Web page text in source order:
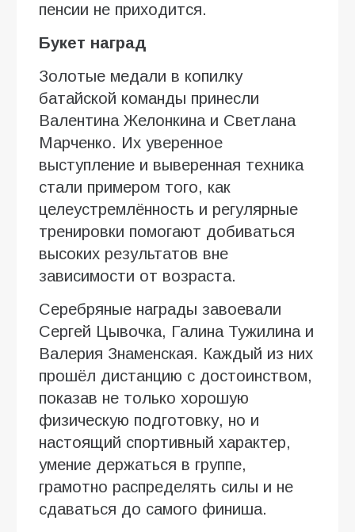
пенсии не приходится.
Букет наград
Золотые медали в копилку
батайской команды принесли
Валентина Желонкина и Светлана
Марченко. Их уверенное
выступление и выверенная техника
стали примером того, как
целеустремлённость и регулярные
тренировки помогают добиваться
высоких результатов вне
зависимости от возраста.
Серебряные награды завоевали
Сергей Цывочка, Галина Тужилина и
Валерия Знаменская. Каждый из них
прошёл дистанцию с достоинством,
показав не только хорошую
физическую подготовку, но и
настоящий спортивный характер,
умение держаться в группе,
грамотно распределять силы и не
сдаваться до самого финиша.